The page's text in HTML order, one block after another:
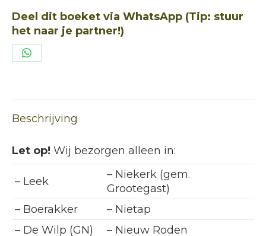
Deel dit boeket via WhatsApp (Tip: stuur
het naar je partner!)
Deel
Beschrijving
Let op! Wij bezorgen alleen in:
– Leek
– Niekerk (gem.
Grootegast)
– Boerakker
– Nietap
– De Wilp (GN)
– Nieuw Roden